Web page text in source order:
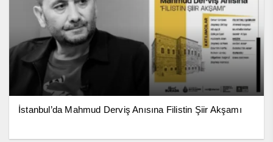
İstanbul’da Mahmud Derviş Anısına Filistin Şiir Akşamı